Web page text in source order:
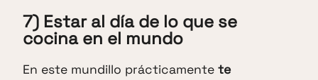
7) Estar al día de lo que se
cocina en el mundo
En este mundillo prácticamente te